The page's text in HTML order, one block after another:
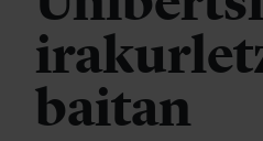
baitan